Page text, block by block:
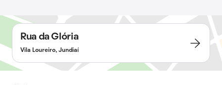
Rua da Glória
Vila Loureiro, Jundiaí